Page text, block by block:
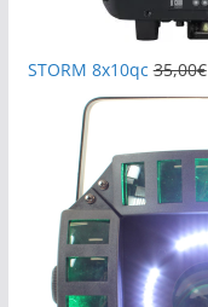
STORM 8x10qc 35,00€